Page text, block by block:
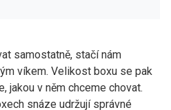
samostatně, stačí nám
víkem. Velikost boxu se pak
jakou v něm chceme chovat.
snáze udržují správné